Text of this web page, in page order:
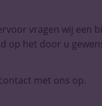
vragen wij een
op het door u
met ons op.